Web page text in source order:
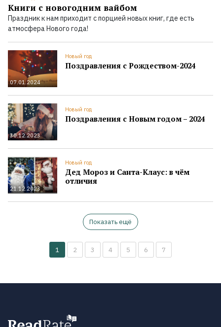
Книги с новогодним вайбом
Праздник к нам приходит с порцией новых книг, где есть
атмосфера Нового года!
07.01.2024
Новый год
Поздравления с Рождеством-2024
30.12.2023
Новый год
Поздравления с Новым годом – 2024
21.12.2023
Новый год
Дед Мороз и Санта-Клаус: в чём
отличия
Показать ещё
1 2 3 4 5 6 7